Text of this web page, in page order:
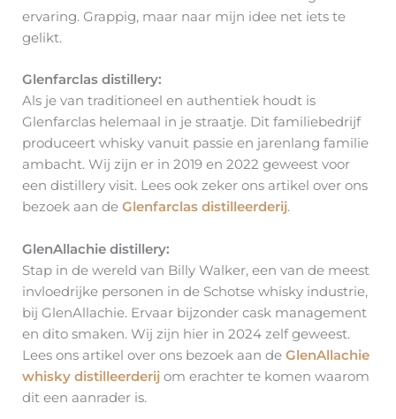
ervaring. Grappig, maar naar mijn idee net iets te
gelikt.
Glenfarclas distillery:
Als je van traditioneel en authentiek houdt is
Glenfarclas helemaal in je straatje. Dit familiebedrijf
produceert whisky vanuit passie en jarenlang familie
ambacht. Wij zijn er in 2019 en 2022 geweest voor
een distillery visit. Lees ook zeker ons artikel over ons
bezoek aan de Glenfarclas distilleerderij.
GlenAllachie distillery:
Stap in de wereld van Billy Walker, een van de meest
invloedrijke personen in de Schotse whisky industrie,
bij GlenAllachie. Ervaar bijzonder cask management
en dito smaken. Wij zijn hier in 2024 zelf geweest.
Lees ons artikel over ons bezoek aan de GlenAllachie
whisky distilleerderij om erachter te komen waarom
dit een aanrader is.